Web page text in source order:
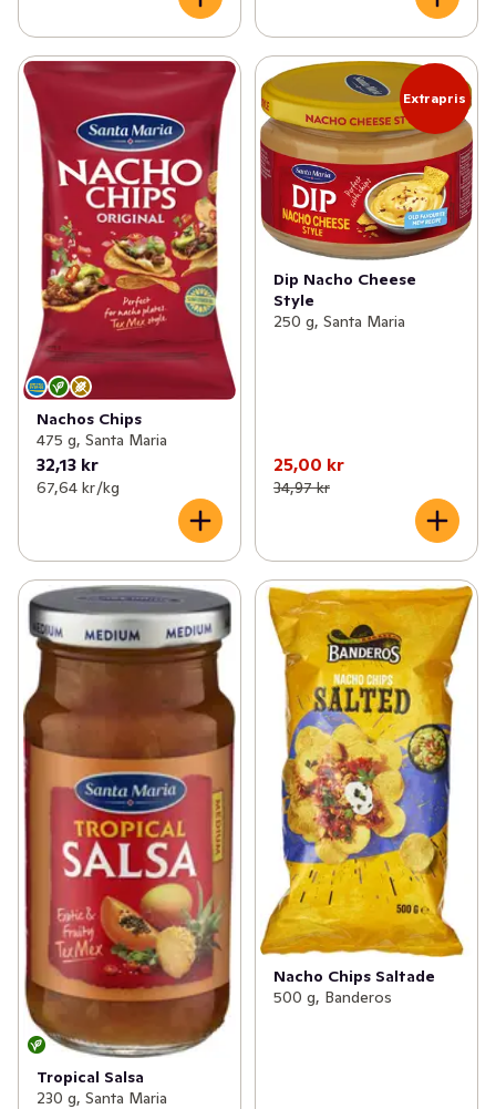
Nachos Chips
475 g, Santa Maria
32,13 kr
67,64 kr /kg
Extrapris
Dip Nacho Cheese
Style
250 g, Santa Maria
25,00 kr
34,97 kr
Tropical Salsa
230 g, Santa Maria
Nacho Chips Saltade
500 g, Banderos